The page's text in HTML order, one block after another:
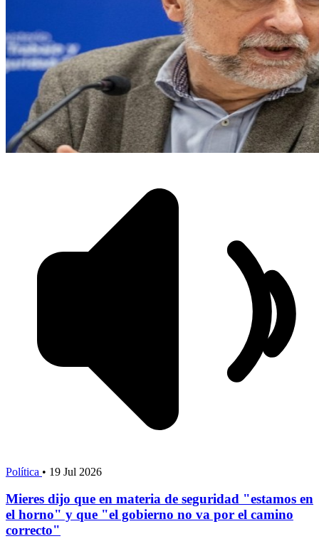
Política • 19 Jul 2026
Mieres dijo que en materia de seguridad "estamos en
el horno" y que "el gobierno no va por el camino
correcto"